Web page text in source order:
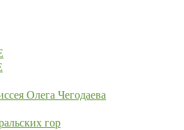
Олега Чегодаева
гор